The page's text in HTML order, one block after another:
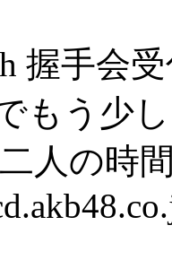
握手会
もう少
二人の時